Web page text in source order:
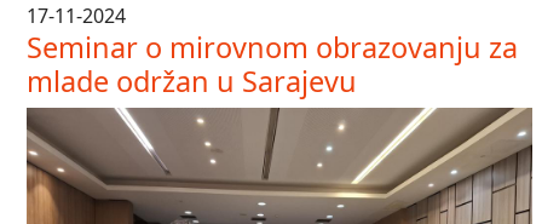
17-11-2024
Seminar o mirovnom obrazovanju za
mlade održan u Sarajevu